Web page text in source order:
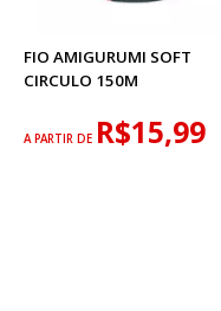
FIO AMIGURUMI SOFT
CIRCULO 150M
A PARTIR DE R$15,99